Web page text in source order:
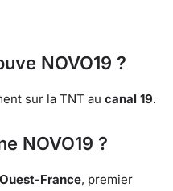
NOVO19 ?
sur la TNT au canal 19.
NOVO19 ?
Ouest-France, premier